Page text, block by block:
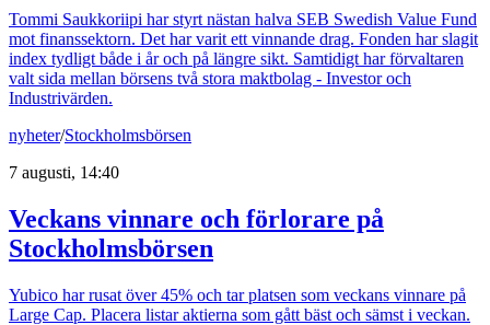
Tommi Saukkoriipi har styrt nästan halva SEB Swedish Value Fund
mot finanssektorn. Det har varit ett vinnande drag. Fonden har slagit
index tydligt både i år och på längre sikt. Samtidigt har förvaltaren
valt sida mellan börsens två stora maktbolag - Investor och
Industrivärden.
nyheter/Stockholmsbörsen
7 augusti, 14:40
Veckans vinnare och förlorare på
Stockholmsbörsen
Yubico har rusat över 45% och tar platsen som veckans vinnare på
Large Cap. Placera listar aktierna som gått bäst och sämst i veckan.